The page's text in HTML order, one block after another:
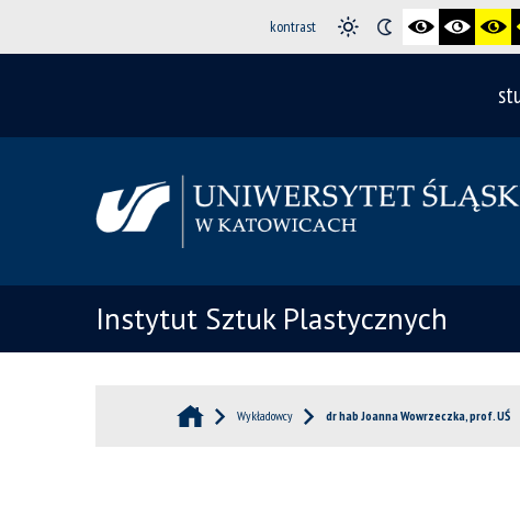
kontrast
Instytut Sztuk Plastycznych
Wykładowcy dr hab Joanna Wowrzeczka, prof. UŚ